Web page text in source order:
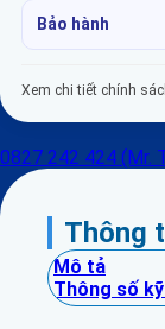
Bảo hành
Xem chi tiết chính
0827 242 424 (Mr.
Thông
Mô tả
Thông số